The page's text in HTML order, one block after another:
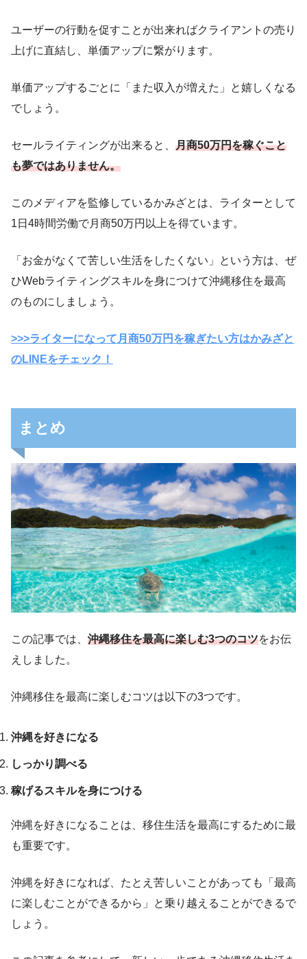
ユーザーの行動を促すことが出来ればクライアントの売り
上げに直結し、単価アップに繋がります。
単価アップするごとに「また収入が増えた」と嬉しくなる
でしょう。
セールライティングが出来ると、 月商50万円を稼ぐこと
も夢ではありません。
このメディアを監修しているかみざとは、ライターとして
1日4時間労働で月商50万円以上を得ています。
「お金がなくて苦しい生活をしたくない」という方は、ぜ
ひWebライティングスキルを身につけて沖縄移住を最高
のものにしましょう。
>>>ライターになって月商50万円を稼ぎたい方はかみざと
のLINEをチェック！
まとめ
この記事では、 沖縄移住を最高に楽しむ3つのコツをお伝
えしました。
沖縄移住を最高に楽しむコツは以下の3つです。
沖縄を好きになる
しっかり調べる
稼げるスキルを身につける
沖縄を好きになることは、移住生活を最高にするために最
も重要です。
沖縄を好きになれば、たとえ苦しいことがあっても「最高
に楽しむことができるから」と乗り越えることができるで
しょう。